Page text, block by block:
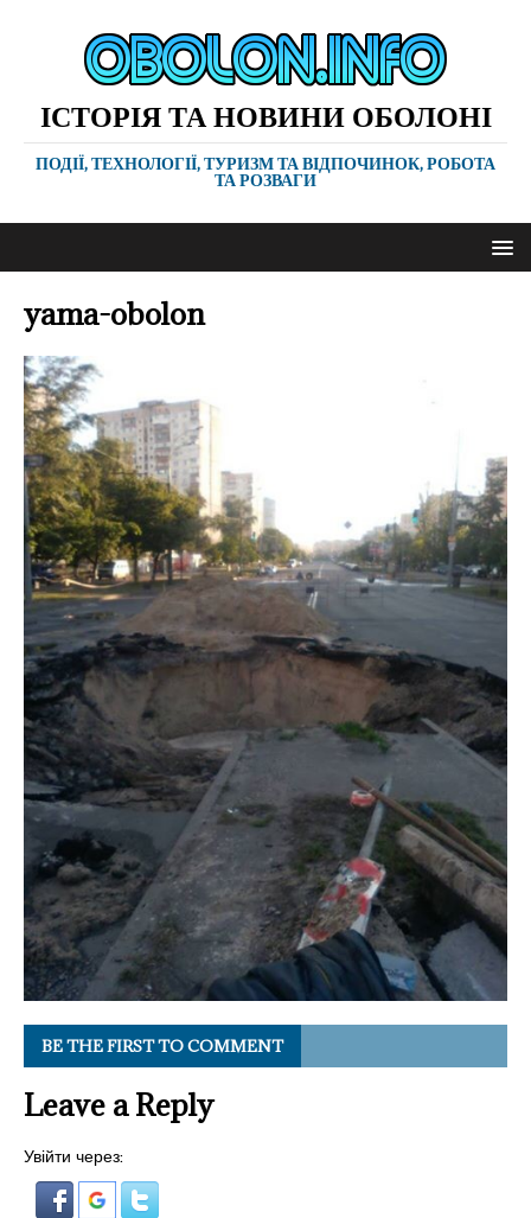
ІСТОРІЯ ТА НОВИНИ ОБОЛОНІ
ПОДІЇ, ТЕХНОЛОГІЇ, ТУРИЗМ ТА ВІДПОЧИНОК, РОБОТА
ТА РОЗВАГИ
yama-obolon
BE THE FIRST TO COMMENT
Leave a Reply
Увійти через: